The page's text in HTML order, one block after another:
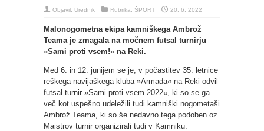
Objavil: Urednik Rubrika: ŠPORT 20. 6. 2022
Malonogometna ekipa kamniškega Ambrož
Teama je zmagala na močnem futsal turnirju
»Sami proti vsem!« na Reki.
Med 6. in 12. junijem se je, v počastitev 35. letnice
reškega navijaškega kluba »Armada« na Reki odvil
futsal turnir »Sami proti vsem 2022«, ki so se ga
več kot uspešno udeležili tudi kamniški nogometaši
Ambrož Teama, ki so še nedavno tega podoben oz.
Maistrov turnir organizirali tudi v Kamniku.